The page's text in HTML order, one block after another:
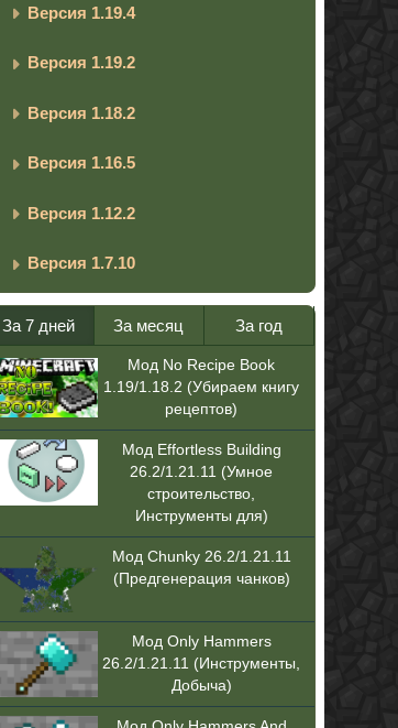
Версия 1.19.4
Версия 1.19.2
Версия 1.18.2
Версия 1.16.5
Версия 1.12.2
Версия 1.7.10
За 7 дней За месяц За год
Мод No Recipe Book
1.19/1.18.2 (Убираем книгу
рецептов)
Мод Effortless Building
26.2/1.21.11 (Умное
строительство,
Инструменты для)
Мод Chunky 26.2/1.21.11
(Предгенерация чанков)
Мод Only Hammers
26.2/1.21.11 (Инструменты,
Добыча)